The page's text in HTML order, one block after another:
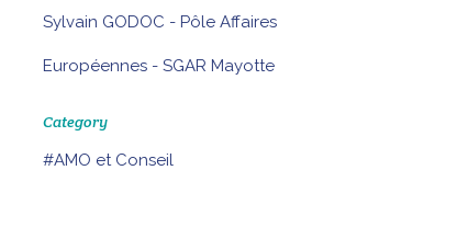
Sylvain GODOC - Pôle Affaires
Européennes - SGAR Mayotte
Category
#AMO et Conseil